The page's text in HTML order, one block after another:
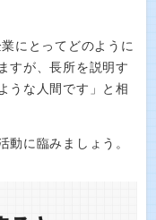
にとってどのように
すが、長所を説明す
うな人間です」と相
動に臨みましょう。